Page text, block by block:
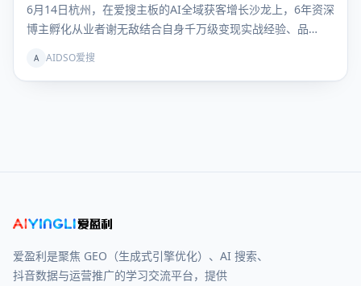
6月14日杭州，在爱搜主板的AI全域获客增长沙龙上，6年资深
博主孵化从业者谢无敌结合自身千万级变现实战经验、品…
A AIDSO爱搜
爱盈利是聚焦 GEO（生成式引擎优化）、AI 搜索、
抖音数据与运营推广的学习交流平台，提供